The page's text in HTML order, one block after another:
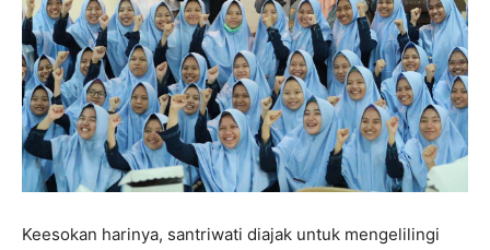
Keesokan harinya, santriwati diajak untuk mengelilingi